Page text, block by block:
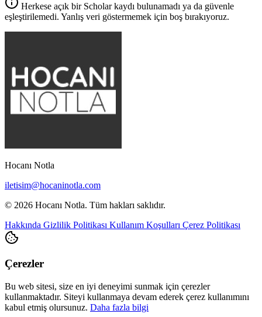
Herkese açık bir Scholar kaydı bulunamadı ya da güvenle
eşleştirilemedi. Yanlış veri göstermemek için boş bırakıyoruz.
Hocanı Notla
iletisim@hocaninotla.com
© 2026 Hocanı Notla. Tüm hakları saklıdır.
Hakkında Gizlilik Politikası Kullanım Koşulları Çerez Politikası
Çerezler
Bu web sitesi, size en iyi deneyimi sunmak için çerezler
kullanmaktadır. Siteyi kullanmaya devam ederek çerez kullanımını
kabul etmiş olursunuz. Daha fazla bilgi